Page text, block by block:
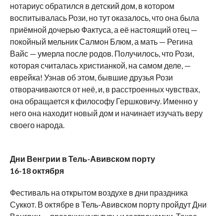
нотариус обратился в детский дом, в котором
воспитывалась Рози, но тут оказалось, что она была
приёмной дочерью Фактуса, а её настоящий отец —
покойный мельник Салмон Блюм, а мать — Регина
Вайс — умерла после родов. Получилось, что Рози,
которая считалась христианкой, на самом деле, —
еврейка! Узнав об этом, бывшие друзья Рози
отворачиваются от неё, и, в расстроенных чувствах,
она обращается к философу Гершковичу. Именно у
него она находит новый дом и начинает изучать веру
своего народа.
Дни Венгрии в Тель-Авивском порту
16-18 октября
Фестиваль на открытом воздухе в дни праздника
Суккот. В октябре в Тель-Авивском порту пройдут Дни